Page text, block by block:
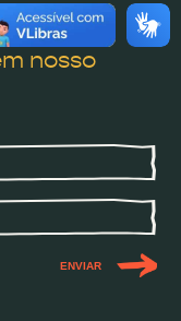
nosso
ENVIAR